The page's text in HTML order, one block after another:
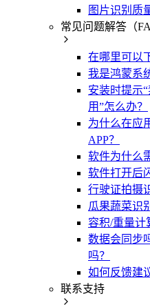
图片识别质
常见问题解答（
在哪里可以
我是鸿蒙系
安装时提示
用”怎么办？
为什么在应
APP？
软件为什么
软件打开后
行驶证拍摄
瓜果蔬菜识
容积/重量计
数据会同步
吗？
如何反馈建
联系支持